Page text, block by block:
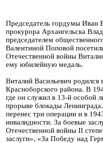
Председатель гордумы Иван
прокурора Архангельска
председателем
Валентиной Поповой
Отечественной войны
ему юбилейную медаль.
Виталий Васильевич родился
Красноборского района. В
где он служил в 13-й особой
прорыве блокады
перенес три операции и в
инвалидности. За боевые
Отечественной войны II
заслуги», «За Победу над